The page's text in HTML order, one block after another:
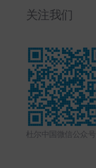
关注我们
杜尔中国微信公众号